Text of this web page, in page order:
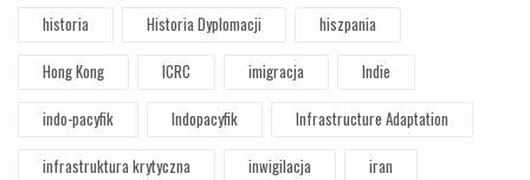
historia
Historia Dyplomacji
hiszpania
Hong Kong
ICRC imigracja
Indie
indo-pacyfik
Indopacyfik
Infrastructure Adaptation
infrastruktura krytyczna
inwigilacja
iran